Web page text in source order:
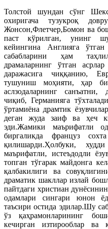
Толстой шундан сўнг
охиригача тузукроқ
Жонсон,Флетчер,Бомон ва
паст кўрилган, унинг
кейингина Англияга
сабабларини ҳам
драмаларнинг ўтган
даражасига чиққанию,
тушуниш моҳияти, ҳар
аслзодаларнинг
чиқиб, Германияга
ўртамиёна драмтик
деган жуда заиф ва ҳеч
эди.Жамики маърифатли
биргаликда француз
қилишарди.Ҳолбуки,
маърифатли, истеъдодли
топган тўгарак майдонга
қалбакилиги ва
драматик шакллар излай
пайтдаги христиан
одамлари сингари юнон
таъсири остида эдилар.Шу
ўз қаҳрамонларининг
кечирган изтирооблар ва